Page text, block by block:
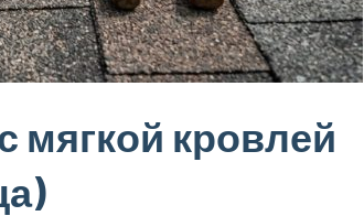
мягкой кровлей